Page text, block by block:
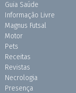
Guia Saúde
Informação Livre
Magnus Futsal
Motor
Pets
Receitas
Revistas
Necrologia
Presença